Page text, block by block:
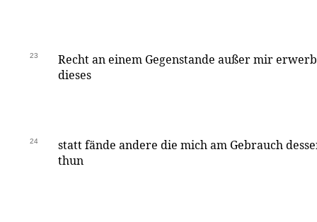
23
Recht an einem Gegenstande außer mir
dieses
24
statt fände andere die mich am Gebrauch
thun